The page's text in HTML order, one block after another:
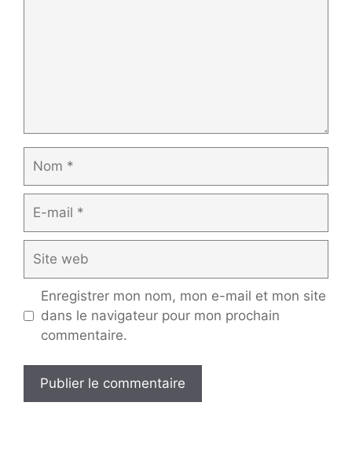
mail
web
Enregistrer mon nom, mon e-mail et mon site
dans le navigateur pour mon prochain
commentaire.